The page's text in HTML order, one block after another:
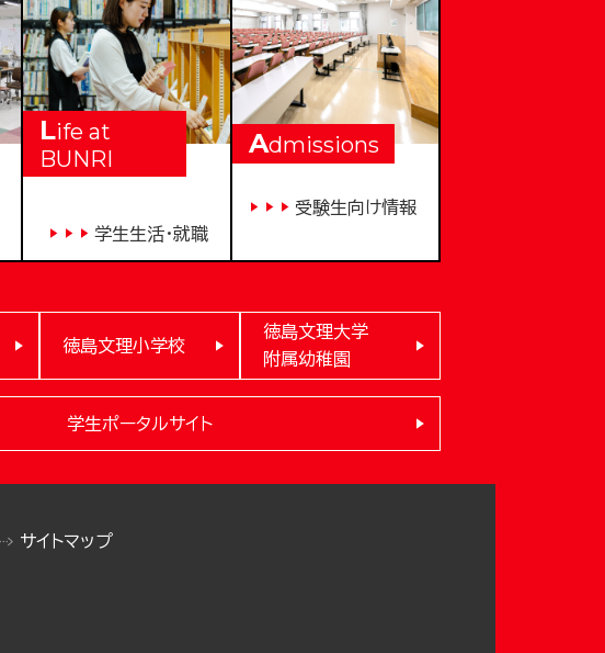
Life at
BUNRI
学生生活・就職
Admissions
受験生向け情報
徳島文理小学校
徳島文理大学
附属幼稚園
学生ポータルサイト
サイトマップ